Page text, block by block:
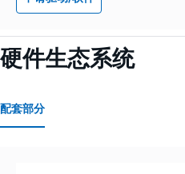
硬件生态系统
配套部分